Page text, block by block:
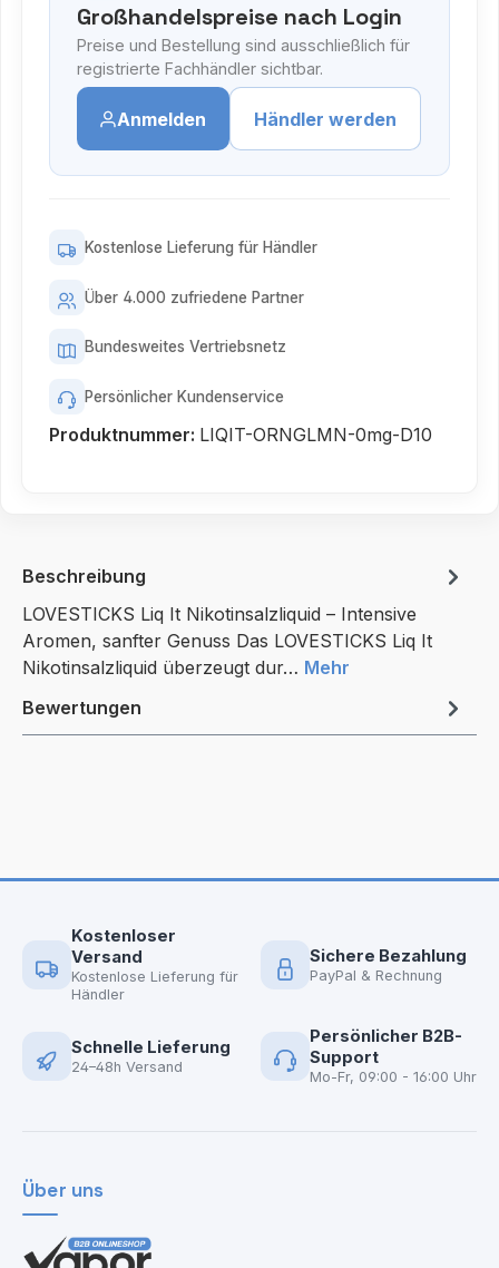
Großhandelspreise nach Login
Preise und Bestellung sind ausschließlich für
registrierte Fachhändler sichtbar.
Anmelden Händler werden
Kostenlose Lieferung für Händler
Über 4.000 zufriedene Partner
Bundesweites Vertriebsnetz
Persönlicher Kundenservice
Produktnummer: LIQIT-ORNGLMN-0mg-D10
Beschreibung
LOVESTICKS Liq It Nikotinsalzliquid – Intensive
Aromen, sanfter Genuss Das LOVESTICKS Liq It
Nikotinsalzliquid überzeugt dur… Mehr
Bewertungen
Kostenloser
Versand
Kostenlose Lieferung für
Händler
Sichere Bezahlung
PayPal & Rechnung
Schnelle Lieferung
24–48h Versand
Persönlicher B2B-
Support
Mo-Fr, 09:00 - 16:00 Uhr
Über uns